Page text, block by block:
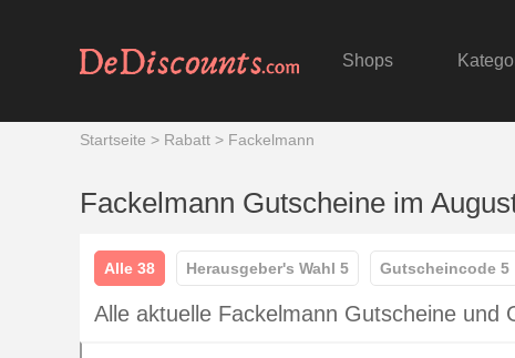
Shops
Startseite > Rabatt > Fackelmann
Fackelmann Gutscheine im
Alle 38 Herausgeber's Wahl 5 Gutscheincode 5
Alle aktuelle Fackelmann Gutscheine und